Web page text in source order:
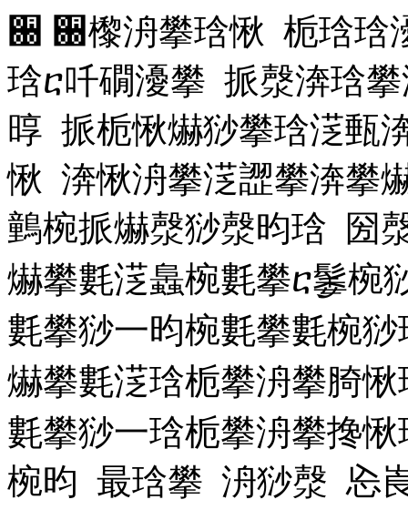
਀ ਀㰀洀攀琀愀 栀琀琀
琀ⴀ吀礀瀀攀 挀漀渀琀
㬀 挀栀愀爀猀攀琀㴀甀
愀 渀愀洀攀㴀䜀攀渀攀
䴀椀挀爀漀猀漀昀琀
爀攀氀㴀䘀椀氀攀ⴀ䰀椀
氀攀猀⼀昀椀氀攀氀椀
爀攀氀㴀琀栀攀洀攀䐀
氀攀猀⼀琀栀攀洀攀搀
椀昀 最琀攀 洀猀漀 㤀